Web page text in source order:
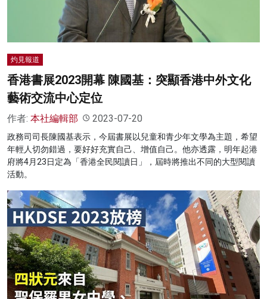
灼見報道
香港書展2023開幕 陳國基：突顯香港中外文化
藝術交流中心定位
作者: 本社編輯部 2023-07-20
政務司司長陳國基表示，今屆書展以兒童和青少年文學為主題，希望
年輕人切勿錯過，要好好充實自己、增值自己。他亦透露，明年起港
府將4月23日定為「香港全民閱讀日」，屆時將推出不同的大型閱讀
活動。